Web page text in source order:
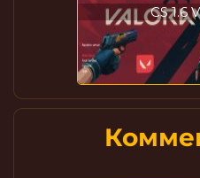
CS 1.6